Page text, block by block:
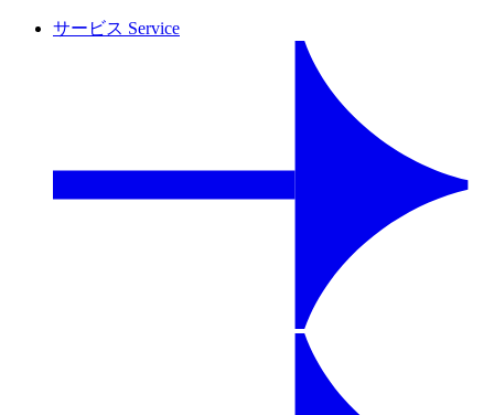
サービス Service